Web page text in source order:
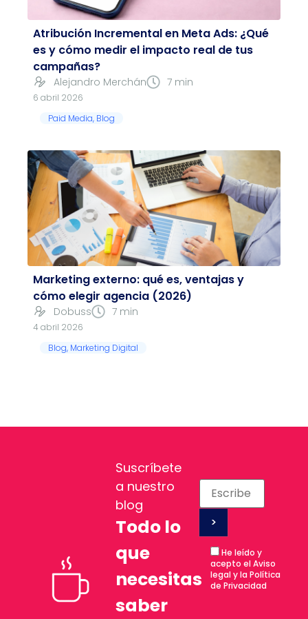
Atribución Incremental en Meta Ads: ¿Qué
es y cómo medir el impacto real de tus
campañas?
Alejandro Merchán 7 min
6 abril 2026
Paid Media, Blog
Marketing externo: qué es, ventajas y
cómo elegir agencia (2026)
Dobuss 7 min
4 abril 2026
Blog, Marketing Digital
Suscríbete
a nuestro
blog
Todo lo
que
necesitas
saber
He leído y
acepto el Aviso
legal y la Política
de Privacidad